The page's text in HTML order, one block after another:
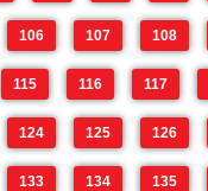
106 107 108
115 116 117
124 125 126
133 134 135